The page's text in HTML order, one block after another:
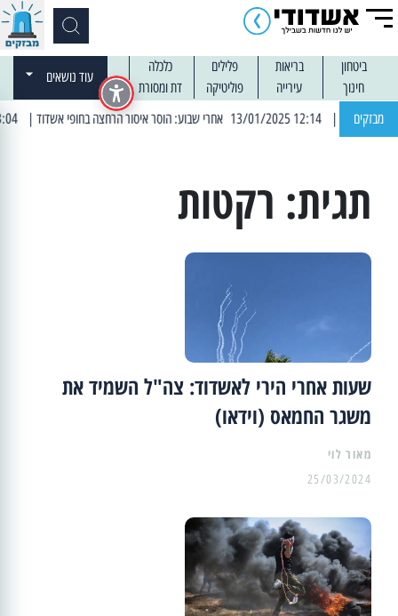
ביטחון בריאות פלילים
כלכלה
חינוך
עירייה פוליטיקה דת ומסורת
עוד נושאים
מבזקים | 13:04 14/01/2025 עובדים בלילות: עבודות קרצוף וריבוד אספלט
תגית: רקטות
שעות אחרי הירי לאשדוד: צה"ל השמיד את
משגר החמאס (וידאו)
מאור לוי
25/03/2024